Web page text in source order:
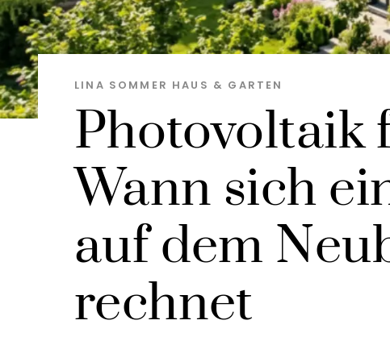
Photovoltaik
Wann sich
auf dem
rechnet
LINA SOMMER HAUS & GARTEN